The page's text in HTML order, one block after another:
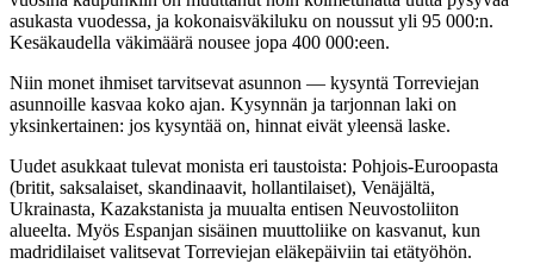
asukasta vuodessa, ja kokonaisväkiluku on noussut yli 95 000:n.
Kesäkaudella väkimäärä nousee jopa 400 000:een.
Niin monet ihmiset tarvitsevat asunnon — kysyntä Torreviejan
asunnoille kasvaa koko ajan. Kysynnän ja tarjonnan laki on
yksinkertainen: jos kysyntää on, hinnat eivät yleensä laske.
Uudet asukkaat tulevat monista eri taustoista: Pohjois-Euroopasta
(britit, saksalaiset, skandinaavit, hollantilaiset), Venäjältä,
Ukrainasta, Kazakstanista ja muualta entisen Neuvostoliiton
alueelta. Myös Espanjan sisäinen muuttoliike on kasvanut, kun
madridilaiset valitsevat Torreviejan eläkepäiviin tai etätyöhön.